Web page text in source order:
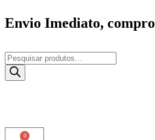
Envio Imediato,
0